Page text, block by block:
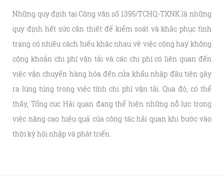
Những quy định tại Công văn số 1395/TCHQ-TXNK là những
quy định hết sức cần thiết để kiểm soát và khắc phục tình
trạng có nhiều cách hiểu khác nhau về việc cộng hay không
cộng khoản chi phí vận tải và các chi phí có liên quan đến
việc vận chuyển hàng hóa đến cửa khẩu nhập đầu tiên gây
ra lúng túng trong việc tính chi phí vận tải. Qua đó, có thể
thấy, Tổng cục Hải quan đang thể hiện những nỗ lực trong
việc nâng cao hiệu quả của công tác hải quan khi bước vào
thời kỳ hội nhập và phát triển.